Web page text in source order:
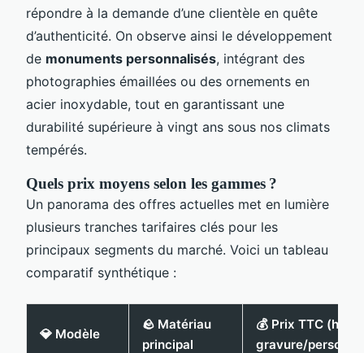
répondre à la demande d’une clientèle en quête
d’authenticité. On observe ainsi le développement
de monuments personnalisés, intégrant des
photographies émaillées ou des ornements en
acier inoxydable, tout en garantissant une
durabilité supérieure à vingt ans sous nos climats
tempérés.
Quels prix moyens selon les gammes ?
Un panorama des offres actuelles met en lumière
plusieurs tranches tarifaires clés pour les
principaux segments du marché. Voici un tableau
comparatif synthétique :
💎 Modèle
🪨 Matériau
principal
💰 Prix TTC (hors
gravure/